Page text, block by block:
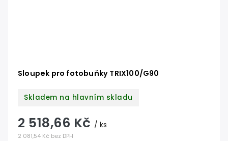
Sloupek pro fotobuňky TRIX100/G90
Skladem na hlavním skladu
2 081,54 Kč bez DPH
2 518,66 Kč / ks